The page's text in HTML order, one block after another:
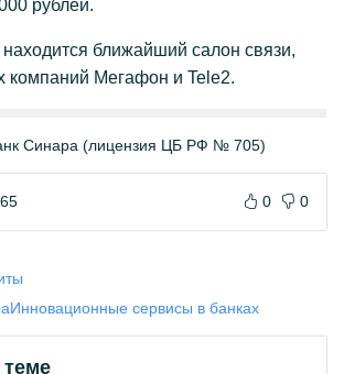
рублей.
находится ближайший салон связи,
компаний Мегафон и Tele2.
Синара (лицензия ЦБ РФ № 705)
0 0
Инновационные сервисы в банках